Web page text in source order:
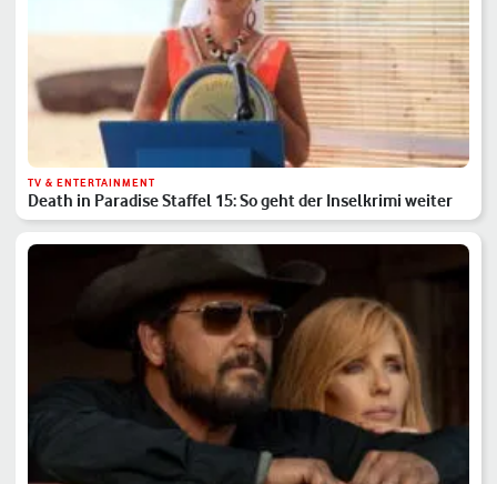
TV & ENTERTAINMENT
Death in Paradise Staffel 15: So geht der Inselkrimi weiter